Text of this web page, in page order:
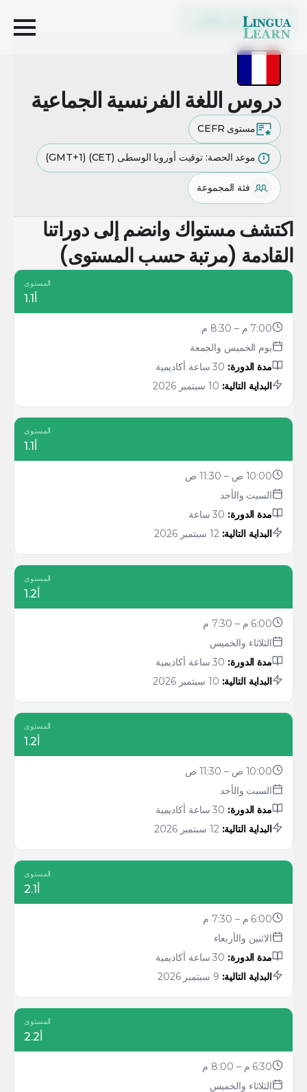
العودة إلى القائمة
دروس اللغة الفرنسية الجماعية
مستوى CEFR
موعد الحصة: توقيت أوروبا الوسطى (CET) (GMT+1)
فئة المجموعة
اكتشف مستواك وانضم إلى دوراتنا
القادمة (مرتبة حسب المستوى)
المستوى
أ1.1
7:00 م – 8:30 م
يوم الخميس والجمعة
مدة الدورة:
البداية التالية:
المستوى
أ1.1
10:00 ص – 11:30 ص
السبت والأحد
مدة الدورة:
البداية التالية: 12 سبتمبر 2026
المستوى
أ1.2
6:00 م – 7:30 م
الثلاثاء والخميس
مدة الدورة:
البداية التالية:
المستوى
أ1.2
10:00 ص – 11:30 ص
السبت والأحد
مدة الدورة:
البداية التالية: 12 سبتمبر 2026
المستوى
أ2.1
6:00 م – 7:30 م
الاثنين والأربعاء
مدة الدورة:
البداية التالية:
المستوى
أ2.2
6:30 م – 8:00 م
الثلاثاء والخميس